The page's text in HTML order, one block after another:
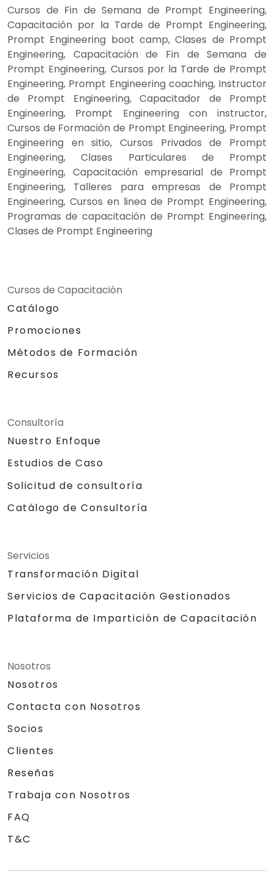
Cursos de Fin de Semana de Prompt Engineering,
Capacitación por la Tarde de Prompt Engineering,
Prompt Engineering boot camp, Clases de Prompt
Engineering, Capacitación de Fin de Semana de
Prompt Engineering, Cursos por la Tarde de Prompt
Engineering, Prompt Engineering coaching, Instructor
de Prompt Engineering, Capacitador de Prompt
Engineering, Prompt Engineering con instructor,
Cursos de Formación de Prompt Engineering, Prompt
Engineering en sitio, Cursos Privados de Prompt
Engineering, Clases Particulares de Prompt
Engineering, Capacitación empresarial de Prompt
Engineering, Talleres para empresas de Prompt
Engineering, Cursos en linea de Prompt Engineering,
Programas de capacitación de Prompt Engineering,
Clases de Prompt Engineering
Cursos de Capacitación
Catálogo
Promociones
Métodos de Formación
Recursos
Consultoría
Nuestro Enfoque
Estudios de Caso
Solicitud de consultoría
Catálogo de Consultoría
Servicios
Transformación Digital
Servicios de Capacitación Gestionados
Plataforma de Impartición de Capacitación
Nosotros
Nosotros
Contacta con Nosotros
Socios
Clientes
Reseñas
Trabaja con Nosotros
FAQ
T&C